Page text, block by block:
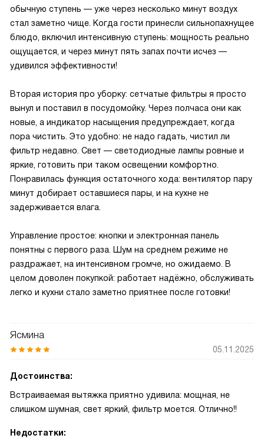
обычную ступень — уже через несколько минут воздух
стал заметно чище. Когда гости принесли сильнопахнущее
блюдо, включил интенсивную ступень: мощность реально
ощущается, и через минут пять запах почти исчез —
удивился эффективности!
Вторая история про уборку: сетчатые фильтры я просто
вынул и поставил в посудомойку. Через полчаса они как
новые, а индикатор насыщения предупреждает, когда
пора чистить. Это удобно: не надо гадать, чистил ли
фильтр недавно. Свет — светодиодные лампы ровные и
яркие, готовить при таком освещении комфортно.
Понравилась функция остаточного хода: вентилятор пару
минут добирает оставшиеся пары, и на кухне не
задерживается влага.
Управление простое: кнопки и электронная панель
понятны с первого раза. Шум на среднем режиме не
раздражает, на интенсивном громче, но ожидаемо. В
целом доволен покупкой: работает надёжно, обслуживать
легко и кухни стало заметно приятнее после готовки!
Ясмина
05.11.2025
Достоинства:
Встраиваемая вытяжка приятно удивила: мощная, не
слишком шумная, свет яркий, фильтр моется. Отлично!!
Недостатки: